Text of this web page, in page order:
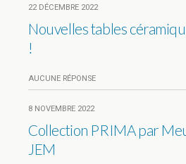
22 DÉCEMBRE 2022
Nouvelles tables
!
AUCUNE RÉPONSE
8 NOVEMBRE 2022
Collection PRIMA par
JEM